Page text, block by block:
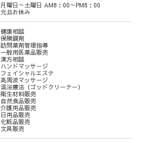
月曜日～土曜日 AM8：00～PM8：00
元旦お休み
健康相談
保険調剤
訪問薬剤管理指導
一般用医薬品販売
漢方相談
ハンドマッサージ
フェイシャルエステ
高周波マッサージ
温浴療法（ゴッドクリーナー）
衛生材料販売
自然食品販売
介護用品販売
日用品販売
化粧品販売
文具販売